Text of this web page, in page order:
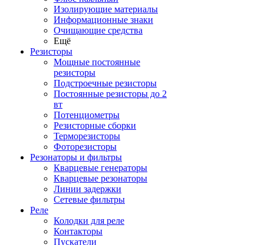
Изолирующие материалы
Информационные знаки
Очищающие средства
Ещё
Резисторы
Мощные постоянные
резисторы
Подстроечные резисторы
Постоянные резисторы до 2
вт
Потенциометры
Резисторные сборки
Терморезисторы
Фоторезисторы
Резонаторы и фильтры
Кварцевые генераторы
Кварцевые резонаторы
Линии задержки
Сетевые фильтры
Реле
Колодки для реле
Контакторы
Пускатели